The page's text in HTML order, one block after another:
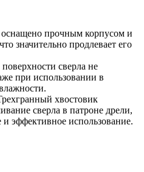
оснащено прочным корпусом и
значительно продлевает его
сверла не
при использовании в
хвостовик
сверла в патроне дрели,
и эффективное использование.